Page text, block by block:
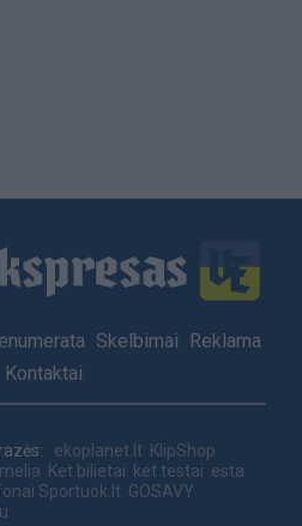
Skelbimai
Reklama
Kontaktai
ekoplanet.lt KlipShop
Ket bilietai ket testai esta
Sportuok.lt GOSAVY